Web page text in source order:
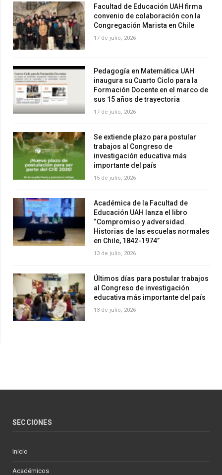
Facultad de Educación UAH firma
convenio de colaboración con la
Congregación Marista en Chile
17 de julio, 2026
Pedagogía en Matemática UAH
inaugura su Cuarto Ciclo para la
Formación Docente en el marco de
sus 15 años de trayectoria
17 de julio, 2026
Se extiende plazo para postular
trabajos al Congreso de
investigación educativa más
importante del país
15 de julio, 2026
Académica de la Facultad de
Educación UAH lanza el libro
“Compromiso y adversidad.
Historias de las escuelas normales
en Chile, 1842-1974”
13 de julio, 2026
Últimos días para postular trabajos
al Congreso de investigación
educativa más importante del país
13 de julio, 2026
SECCIONES
Inicio
Académicos